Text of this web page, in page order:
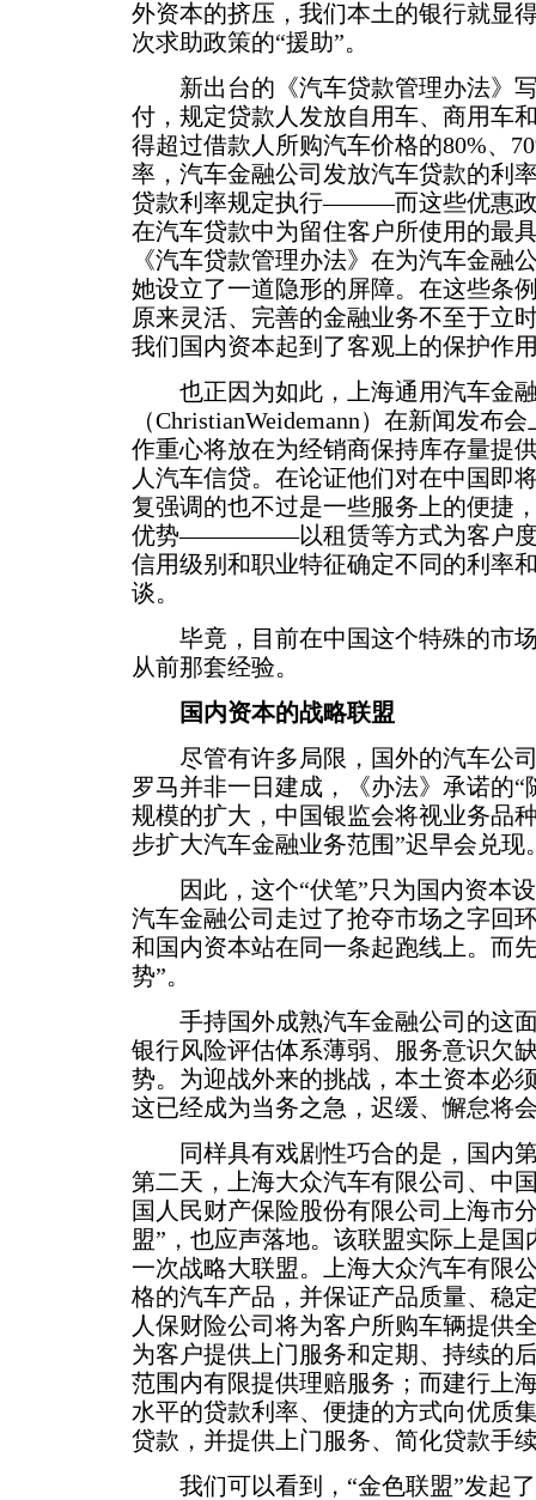
外资本的挤压，我们本土的银行就显
次求助政策的“援助”。
新出台的《汽车贷款管理办法》
付，规定贷款人发放自用车、商用车
得超过借款人所购汽车价格的80%、
率，汽车金融公司发放汽车贷款的利
贷款利率规定执行———而这些优惠政
在汽车贷款中为留住客户所使用的最
《汽车贷款管理办法》在为汽车金融
她设立了一道隐形的屏障。在这些条
原来灵活、完善的金融业务不至于立
我们国内资本起到了客观上的保护作
也正因为如此，上海通用汽车金融
（ChristianWeidemann）在新闻发布
作重心将放在为经销商保持库存量提
人汽车信贷。在论证他们对在中国即
复强调的也不过是一些服务上的便捷
优势—————以租赁等方式为客户度
信用级别和职业特征确定不同的利率
谈。
毕竟，目前在中国这个特殊的市场
从前那套经验。
国内资本的战略联盟
尽管有许多局限，国外的汽车公司
罗马并非一日建成，《办法》承诺的
规模的扩大，中国银监会将视业务品
步扩大汽车金融业务范围”迟早会兑现
因此，这个“伏笔”只为国内资本设
汽车金融公司走过了抢夺市场之字回
和国内资本站在同一条起跑线上。而
势”。
手持国外成熟汽车金融公司的这面
银行风险评估体系薄弱、服务意识欠
势。为迎战外来的挑战，本土资本必
这已经成为当务之急，迟缓、懈怠将
同样具有戏剧性巧合的是，国内第
第二天，上海大众汽车有限公司、中
国人民财产保险股份有限公司上海市
盟”，也应声落地。该联盟实际上是
一次战略大联盟。上海大众汽车有限
格的汽车产品，并保证产品质量、稳
人保财险公司将为客户所购车辆提供
为客户提供上门服务和定期、持续的
范围内有限提供理赔服务；而建行上
水平的贷款利率、便捷的方式向优质
贷款，并提供上门服务、简化贷款手
我们可以看到，“金色联盟”发起了